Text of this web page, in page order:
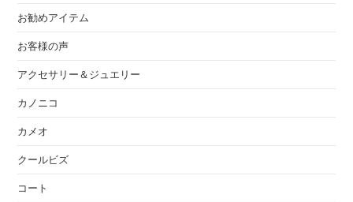
お勧めアイテム
お客様の声
アクセサリー＆ジュエリー
カノニコ
カメオ
クールビズ
コート